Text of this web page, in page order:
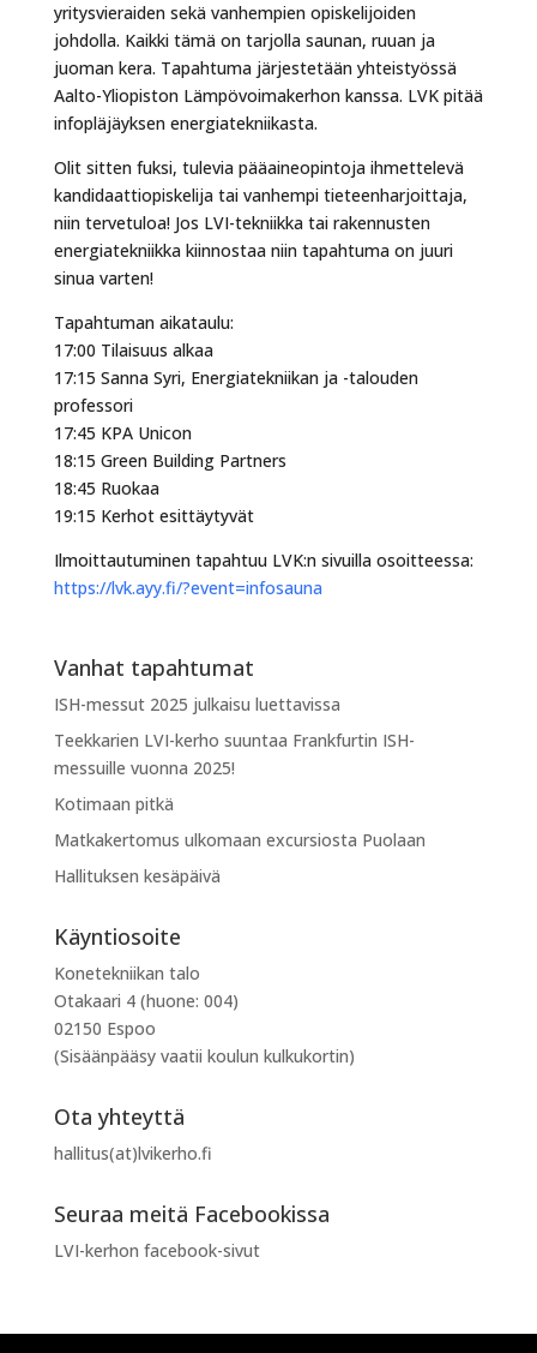
yritysvieraiden sekä vanhempien opiskelijoiden
johdolla. Kaikki tämä on tarjolla saunan, ruuan ja
juoman kera. Tapahtuma järjestetään yhteistyössä
Aalto-Yliopiston Lämpövoimakerhon kanssa. LVK pitää
infopläjäyksen energiatekniikasta.
Olit sitten fuksi, tulevia pääaineopintoja ihmettelevä
kandidaattiopiskelija tai vanhempi tieteenharjoittaja,
niin tervetuloa! Jos LVI-tekniikka tai rakennusten
energiatekniikka kiinnostaa niin tapahtuma on juuri
sinua varten!
Tapahtuman aikataulu:
17:00 Tilaisuus alkaa
17:15 Sanna Syri, Energiatekniikan ja -talouden
professori
17:45 KPA Unicon
18:15 Green Building Partners
18:45 Ruokaa
19:15 Kerhot esittäytyvät
Ilmoittautuminen tapahtuu LVK:n sivuilla osoitteessa:
https://lvk.ayy.fi/?event=infosauna
Vanhat tapahtumat
ISH-messut 2025 julkaisu luettavissa
Teekkarien LVI-kerho suuntaa Frankfurtin ISH-
messuille vuonna 2025!
Kotimaan pitkä
Matkakertomus ulkomaan excursiosta Puolaan
Hallituksen kesäpäivä
Käyntiosoite
Konetekniikan talo
Otakaari 4 (huone: 004)
02150 Espoo
(Sisäänpääsy vaatii koulun kulkukortin)
Ota yhteyttä
hallitus(at)lvikerho.fi
Seuraa meitä Facebookissa
LVI-kerhon facebook-sivut